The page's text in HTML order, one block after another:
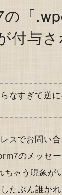
「
付与
なすぎて逆
スでお問い
のメッセ
ゃう現象が
たぶん誰か